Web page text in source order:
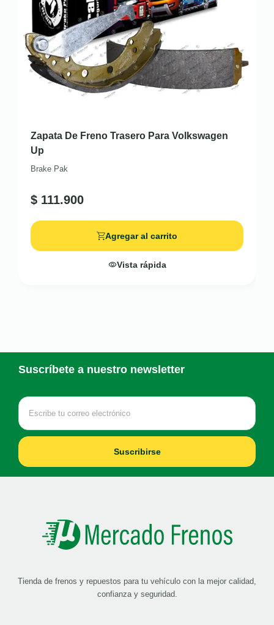
Zapata De Freno Trasero Para Volkswagen
Up
Brake Pak
$ 111.900
Agregar al carrito
Vista rápida
Suscríbete a nuestro newsletter
Suscribirse
Tienda de frenos y repuestos para tu vehículo con la mejor calidad,
confianza y seguridad.